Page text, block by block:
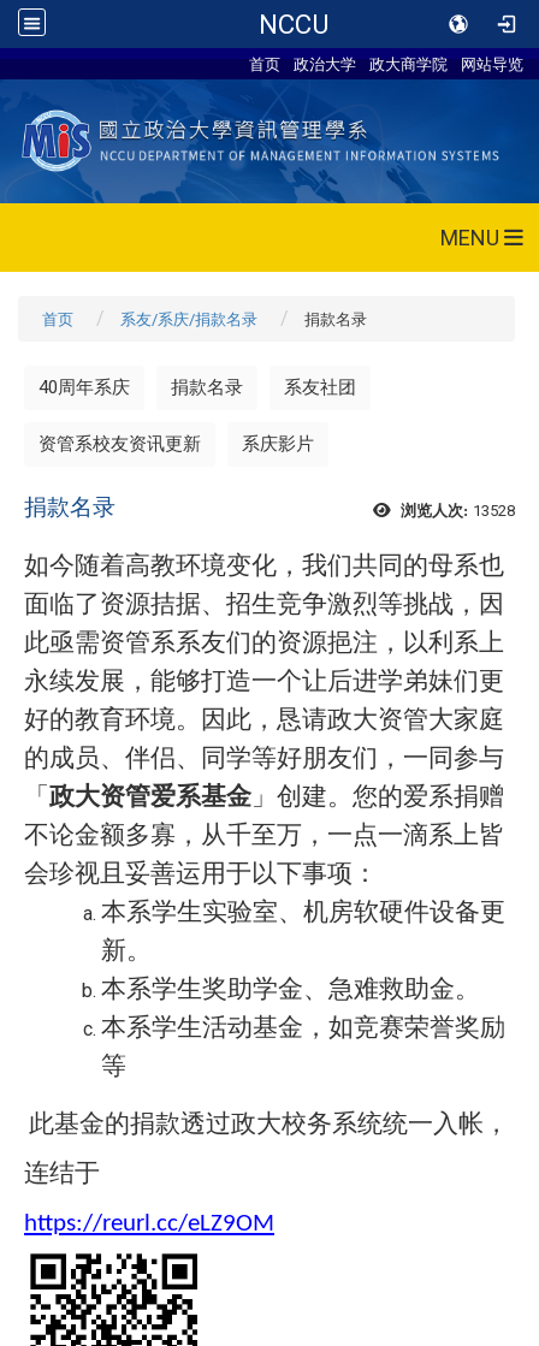
NCCU
首页 政治大学 政大商学院 网站导览
MENU
首页 系友/系庆/捐款名录 捐款名录
40周年系庆 捐款名录 系友社团
资管系校友资讯更新 系庆影片
浏览人次: 13528
捐款名录
如今随着高教环境变化，我们共同的母系也
面临了资源拮据、招生竞争激烈等挑战，因
此亟需资管系系友们的资源挹注，以利系上
永续发展，能够打造一个让后进学弟妹们更
好的教育环境。因此，恳请政大资管大家庭
的成员、伴侣、同学等好朋友们，一同参与
「 政大资管爱系基金 」创建。您的爱系捐赠
不论金额多寡，从千至万，一点一滴系上皆
会珍视且妥善运用于以下事项：
本系学生实验室、机房软硬件设备更
新。
本系学生奖助学金、急难救助金。
本系学生活动基金，如竞赛荣誉奖励
等
此基金的捐款透过政大校务系统统一入帐，
连结于
https://reurl.cc/eLZ9OM